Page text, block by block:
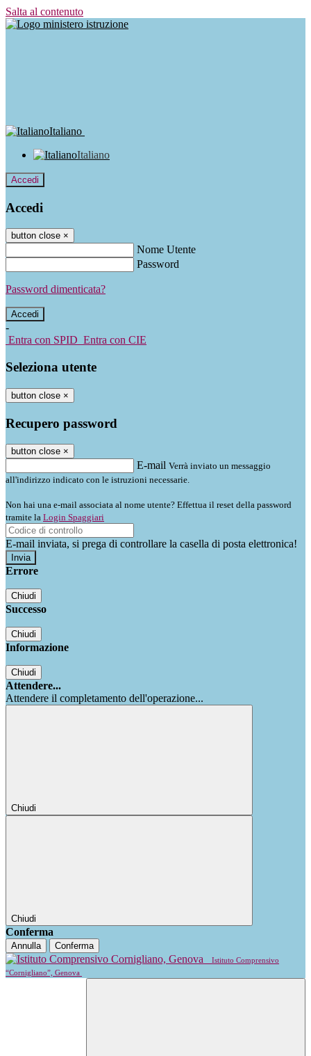
Salta al contenuto
Italiano
Italiano
Accedi
Accedi
button close ×
Nome Utente
Password
Password dimenticata?
-
Entra con SPID Entra con CIE
Seleziona utente
button close ×
Recupero password
button close ×
E-mail Verrà inviato un messaggio
all'indirizzo indicato con le istruzioni necessarie.
Non hai una e-mail associata al nome utente? Effettua il reset della password
tramite la Login Spaggiari
E-mail inviata, si prega di controllare la casella di posta elettronica!
Errore
Chiudi
Successo
Chiudi
Informazione
Chiudi
Attendere...
Attendere il completamento dell'operazione...
Chiudi
Chiudi
Conferma
Annulla Conferma
Istituto Comprensivo
“Cornigliano”, Genova